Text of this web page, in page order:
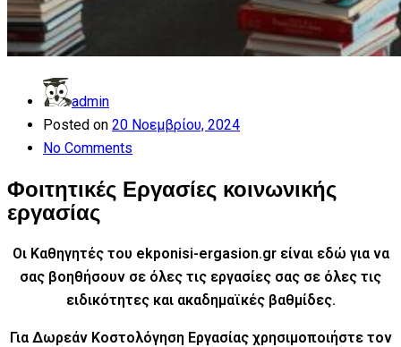
admin
Posted on 20 Νοεμβρίου, 2024
No Comments
Φοιτητικές Εργασίες κοινωνικής
εργασίας
Οι Καθηγητές του ekponisi-ergasion.gr είναι εδώ για να
σας βοηθήσουν σε όλες τις εργασίες σας σε όλες τις
ειδικότητες και ακαδημαϊκές βαθμίδες.
Για Δωρεάν Κοστολόγηση Εργασίας χρησιμοποιήστε τον